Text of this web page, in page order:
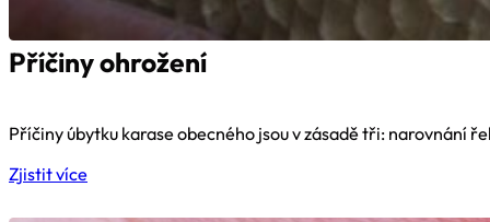
Příčiny ohrožení
Příčiny úbytku karase obecného jsou v zásadě tři: narovnání
Zjistit více